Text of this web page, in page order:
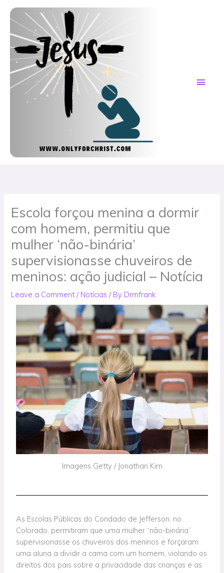
content
Escola forçou menina a dormir
com homem, permitiu que
mulher ‘não-binária’
supervisionasse chuveiros de
meninos: ação judicial – Notícia
Leave a Comment / Notícias / By Drmfrank
Imagens Getty / Jonathan Kirn
As Escolas Públicas do Condado de Jefferson, no
Colorado, permitiram que uma mulher “não-binária”
supervisionasse os chuveiros dos meninos e forçaram
uma aluna a dividir a cama com um homem, violando os
direitos dos pais sobre a privacidade das crianças e as